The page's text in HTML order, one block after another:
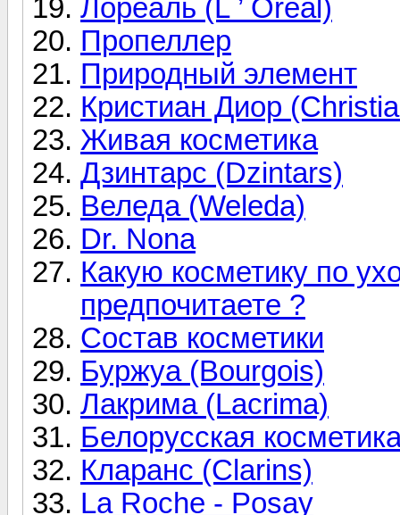
Лореаль (L ’ Oreal)
Пропеллер
Природный элемент
Кристиан Диор
Живая косметика
Дзинтарс (Dzintars)
Веледа (Weleda)
Dr. Nona
Какую косметику по
предпочитаете ?
Состав косметики
Буржуа (Bourgois)
Лакрима (Lacrima)
Белорусская
Кларанс (Clarins)
La Roche - Posay